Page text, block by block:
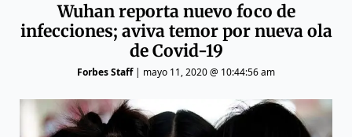
Wuhan reporta nuevo foco de
infecciones; aviva temor por nueva ola
de Covid-19
Forbes Staff| mayo 11, 2020 @ 10:44:56 am